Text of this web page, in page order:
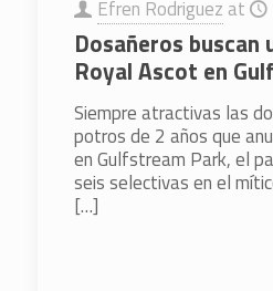
Efren Rodriguez at
Dosañeros buscan
Royal Ascot en
Siempre atractivas las
potros de 2 años que
en Gulfstream Park, el
seis selectivas en el
[…]